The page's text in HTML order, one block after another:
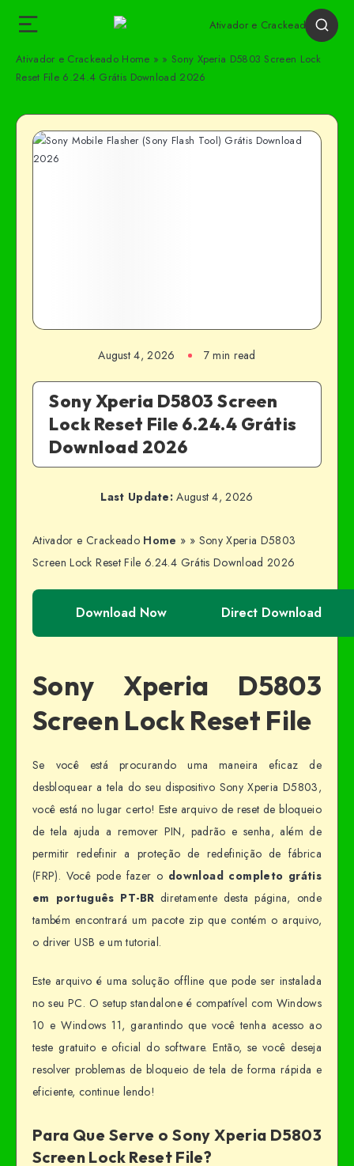
Ativador e Crackeado Home » »Sony Xperia D5803 Screen Lock
Reset File 6.24.4 Grátis Download 2026
August 4, 2026 7 min read
Sony Xperia D5803 Screen
Lock Reset File 6.24.4 Grátis
Download 2026
Last Update: August 4, 2026
Ativador e Crackeado Home » » Sony Xperia D5803
Screen Lock Reset File 6.24.4 Grátis Download 2026
Download Now Direct Download
Sony Xperia D5803
Screen Lock Reset File
Se você está procurando uma maneira eficaz de
desbloquear a tela do seu dispositivo Sony Xperia D5803,
você está no lugar certo! Este arquivo de reset de bloqueio
de tela ajuda a remover PIN, padrão e senha, além de
permitir redefinir a proteção de redefinição de fábrica
(FRP). Você pode fazer o download completo grátis
em português PT-BR diretamente desta página, onde
também encontrará um pacote zip que contém o arquivo,
o driver USB e um tutorial.
Este arquivo é uma solução offline que pode ser instalada
no seu PC. O setup standalone é compatível com Windows
10 e Windows 11, garantindo que você tenha acesso ao
teste gratuito e oficial do software. Então, se você deseja
resolver problemas de bloqueio de tela de forma rápida e
eficiente, continue lendo!
Para Que Serve o Sony Xperia D5803
Screen Lock Reset File?